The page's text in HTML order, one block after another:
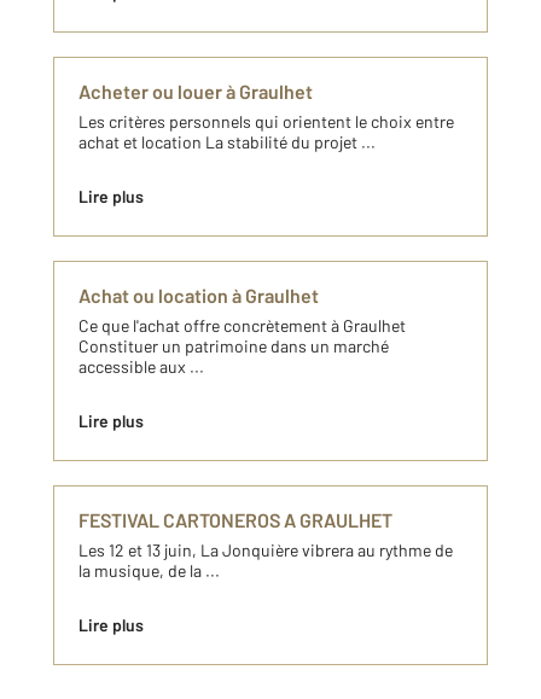
Acheter ou louer à Graulhet
Les critères personnels qui orientent le choix entre
achat et location La stabilité du projet ...
Lire plus
Achat ou location à Graulhet
Ce que l'achat offre concrètement à Graulhet
Constituer un patrimoine dans un marché
accessible aux ...
Lire plus
FESTIVAL CARTONEROS A GRAULHET
Les 12 et 13 juin, La Jonquière vibrera au rythme de
la musique, de la ...
Lire plus